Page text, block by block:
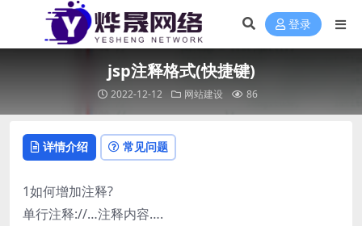
登录
jsp注释格式(快捷键)
2022-12-12 网站建设 86
详情介绍 常见问题
1如何增加注释?
单行注释://…注释内容….